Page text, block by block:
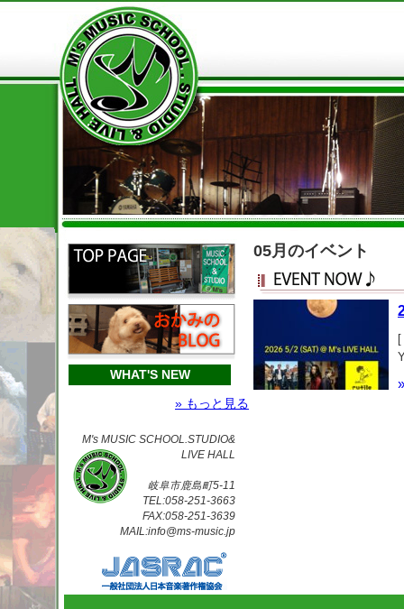
WHAT'S NEW
» もっと見る
M's MUSIC SCHOOL.STUDIO&
LIVE HALL
岐阜市鹿島町5-11
TEL:058-251-3663
FAX:058-251-3639
MAIL:info@ms-music.jp
05月のイベント